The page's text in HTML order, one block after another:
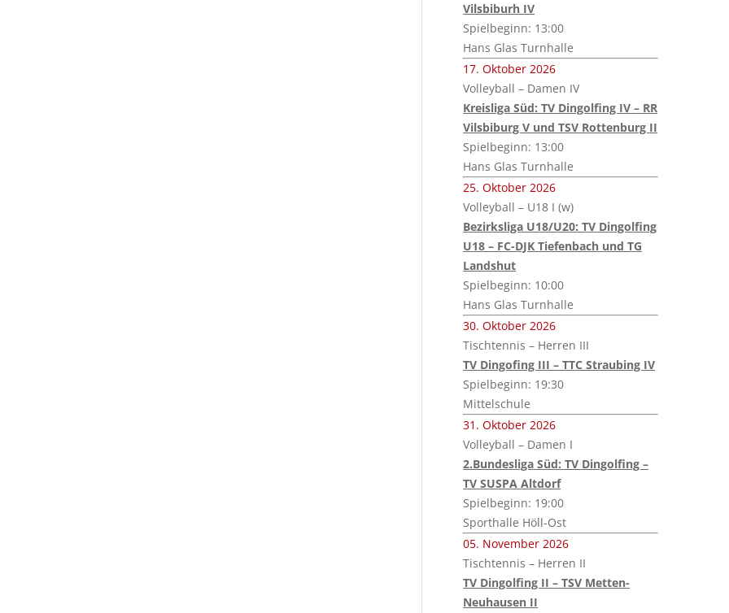
Vilsbiburh IV
Spielbeginn: 13:00
Hans Glas Turnhalle
17. Oktober 2026
Volleyball – Damen IV
Kreisliga Süd: TV Dingolfing IV – RR
Vilsbiburg V und TSV Rottenburg II
Spielbeginn: 13:00
Hans Glas Turnhalle
25. Oktober 2026
Volleyball – U18 I (w)
Bezirksliga U18/U20: TV Dingolfing
U18 – FC-DJK Tiefenbach und TG
Landshut
Spielbeginn: 10:00
Hans Glas Turnhalle
30. Oktober 2026
Tischtennis – Herren III
TV Dingofing III – TTC Straubing IV
Spielbeginn: 19:30
Mittelschule
31. Oktober 2026
Volleyball – Damen I
2.Bundesliga Süd: TV Dingolfing –
TV SUSPA Altdorf
Spielbeginn: 19:00
Sporthalle Höll-Ost
05. November 2026
Tischtennis – Herren II
TV Dingolfing II – TSV Metten-
Neuhausen II